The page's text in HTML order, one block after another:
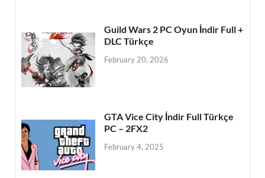
Guild Wars 2 PC Oyun İndir Full +
DLC Türkçe
February 20, 2026
GTA Vice City İndir Full Türkçe
PC – 2FX2
February 4, 2025